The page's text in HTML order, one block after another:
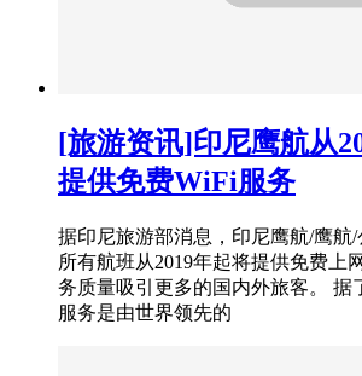
[旅游资讯]印尼鹰航从
提供免费WiFi服务
据印尼旅游部消息，印尼鹰航/鹰航
所有航班从2019年起将提供免费上
务质量吸引更多的国内外旅客。 据
服务是由世界领先的